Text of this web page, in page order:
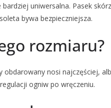
uniwersalna. Pasek
bywa bezpieczniejsza.
rozmiaru?
nosi najczęściej,
ogniw po wręczeniu.